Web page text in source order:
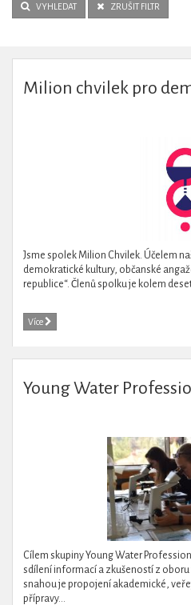
VYHLEDAT ZRUŠIT FILTR
Milion chvilek pro
Jsme spolek Milion Chvilek. Účelem
demokratické kultury, občanské
republice“. Členů spolku je kolem
Více
Young Water
Cílem skupiny Young Water
sdílení informací a zkušeností z oboru
snahou je propojení akademické,
přípravy...